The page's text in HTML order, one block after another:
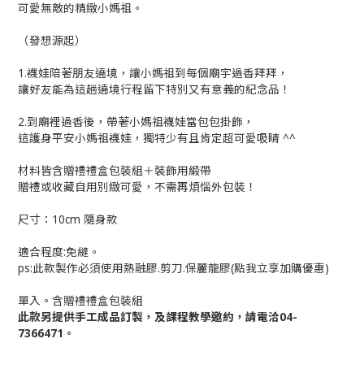
可愛無敵的精緻小媽祖。
（發想源起）
1.襪娃陪著朋友遶境，讓小媽祖到每個廟宇過香拜拜，
讓好友能為這趟遶境行程留下特別又有意義的紀念品！
2.到廟裡過香後，帶著小媽祖襪娃當包包掛飾，
這護身平安小媽祖襪娃，獨特少有且肯定超可愛吸睛 ^^
材料皆含贈禮禮盒包裝組＋裝飾用緞帶
贈禮或收藏自用別緻可愛，不需再煩惱外包裝！
尺寸：10cm 隨身款
適合程度:免縫。
ps:此款製作必須使用熱融膠.剪刀.保麗龍膠(點我立享加購優惠)
單入。含贈禮禮盒包裝組
此款另提供手工成品訂製，及課程教學邀約，請電洽04-
7366471。